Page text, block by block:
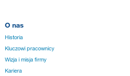
O nas
Historia
Kluczowi pracownicy
Wizja i misja firmy
Kariera